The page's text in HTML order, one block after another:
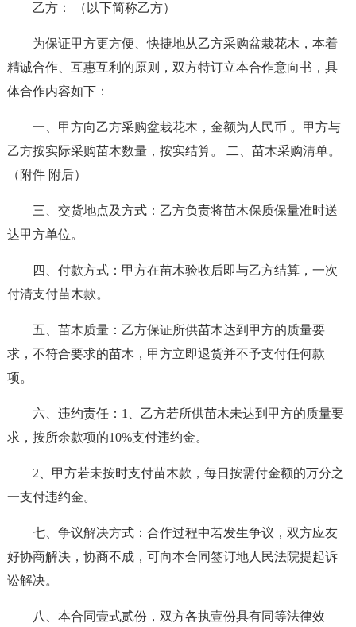
乙方： （以下简称乙方）
为保证甲方更方便、快捷地从乙方采购盆栽花木，本着
精诚合作、互惠互利的原则，双方特订立本合作意向书，具
体合作内容如下：
一、甲方向乙方采购盆栽花木，金额为人民币 。甲方与
乙方按实际采购苗木数量，按实结算。 二、苗木采购清单。
（附件 附后）
三、交货地点及方式：乙方负责将苗木保质保量准时送
达甲方单位。
四、付款方式：甲方在苗木验收后即与乙方结算，一次
付清支付苗木款。
五、苗木质量：乙方保证所供苗木达到甲方的质量要
求，不符合要求的苗木，甲方立即退货并不予支付任何款
项。
六、违约责任：1、乙方若所供苗木未达到甲方的质量要
求，按所余款项的10%支付违约金。
2、甲方若未按时支付苗木款，每日按需付金额的万分之
一支付违约金。
七、争议解决方式：合作过程中若发生争议，双方应友
好协商解决，协商不成，可向本合同签订地人民法院提起诉
讼解决。
八、本合同壹式贰份，双方各执壹份具有同等法律效